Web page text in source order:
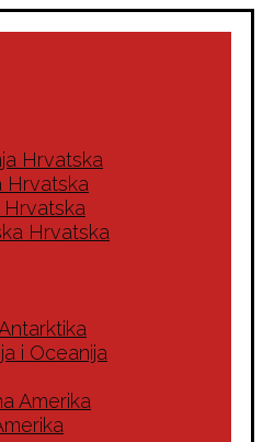
Hrvatska
Hrvatska
Hrvatska
Hrvatska
i Oceanija
Amerika